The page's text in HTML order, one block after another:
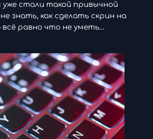
стали такой привычной
знать, как сделать скрин на
равно что не уметь…